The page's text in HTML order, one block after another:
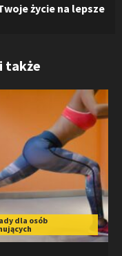
życie na lepsze
także
dla osób